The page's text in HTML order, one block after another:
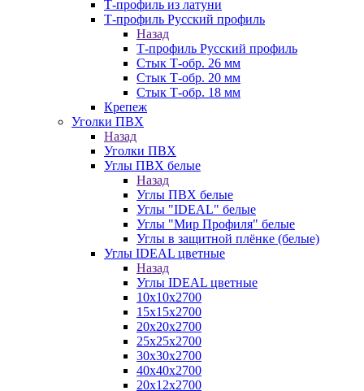
Т-профиль из латуни
Т-профиль Русский профиль
Назад
Т-профиль Русский профиль
Стык Т-обр. 26 мм
Стык Т-обр. 20 мм
Стык Т-обр. 18 мм
Крепеж
Уголки ПВХ
Назад
Уголки ПВХ
Углы ПВХ белые
Назад
Углы ПВХ белые
Углы "IDEAL" белые
Углы "Мир Профиля" белые
Углы в защитной плёнке (белые)
Углы IDEAL цветные
Назад
Углы IDEAL цветные
10х10х2700
15х15х2700
20х20х2700
25х25х2700
30х30х2700
40х40х2700
20х12х2700